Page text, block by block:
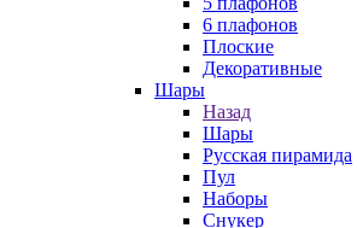
6 плафонов
Плоские
Декоративные
Шары
Назад
Шары
Русская пирамида
Пул
Наборы
Снукер